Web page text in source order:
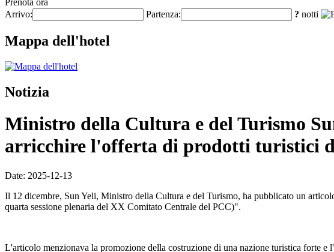
Prenota ora
Arrivo:
Partenza: ? notti
Mappa dell'hotel
Notizia
Ministro della Cultura e del Turismo
arricchire l'offerta di prodotti turistici
Date: 2025-12-13
Il 12 dicembre, Sun Yeli, Ministro della Cultura e del Turismo, ha pubblicato un
quarta sessione plenaria del XX Comitato Centrale del PCC)".
L'articolo menzionava la promozione della costruzione di una nazione turistica forte